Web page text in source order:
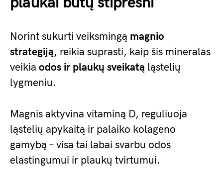
Norint sukurti veiksmingą magnio
strategiją, reikia suprasti, kaip šis mineralas
veikia odos ir plaukų sveikatą ląstelių
lygmeniu.
Magnis aktyvina vitaminą D, reguliuoja
ląstelių apykaitą ir palaiko kolageno
gamybą – visa tai labai svarbu odos
elastingumui ir plaukų tvirtumui.